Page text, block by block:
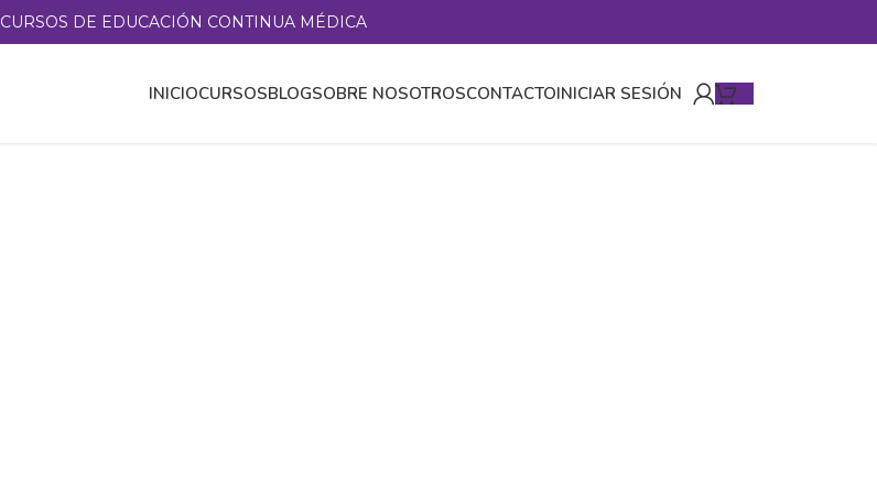
CURSOS DE EDUCACIÓN CONTINUA MÉDICA
INICIOCURSOSBLOGSOBRE NOSOTROSCONTACTOINICIAR SESIÓN